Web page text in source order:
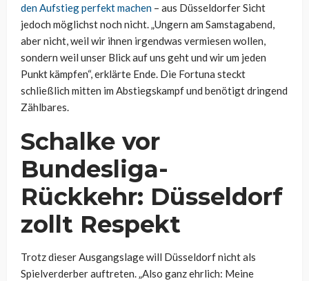
den Aufstieg perfekt machen – aus Düsseldorfer Sicht
jedoch möglichst noch nicht. „Ungern am Samstagabend,
aber nicht, weil wir ihnen irgendwas vermiesen wollen,
sondern weil unser Blick auf uns geht und wir um jeden
Punkt kämpfen“, erklärte Ende. Die Fortuna steckt
schließlich mitten im Abstiegskampf und benötigt dringend
Zählbares.
Schalke vor
Bundesliga-
Rückkehr: Düsseldorf
zollt Respekt
Trotz dieser Ausgangslage will Düsseldorf nicht als
Spielverderber auftreten. „Also ganz ehrlich: Meine